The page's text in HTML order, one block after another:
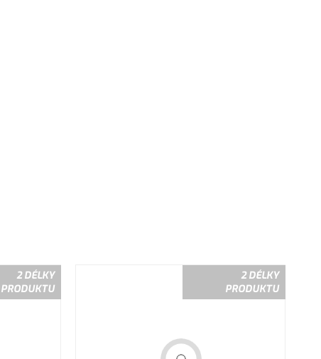
2 DÉLKY
PRODUKTU
2 DÉLKY
PRODUKTU